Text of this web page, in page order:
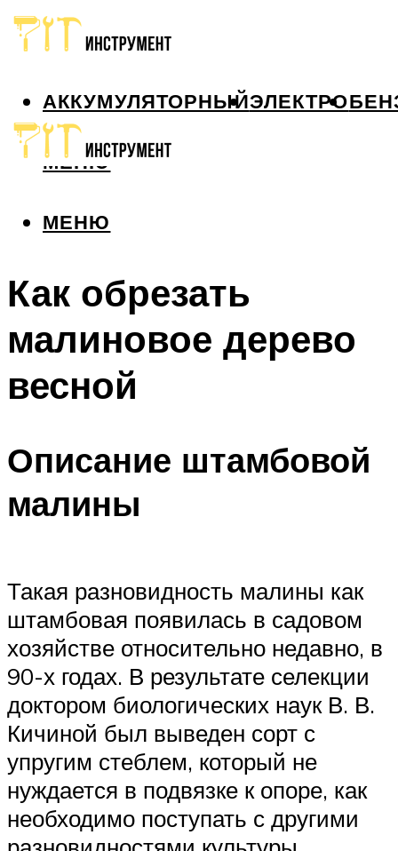
АККУМУЛЯТОРНЫЙЭЛЕКТРО
МЕНЮ
МЕНЮ
Как обрезать
малиновое дерево
весной
Описание штамбовой
малины
Такая разновидность малины как
штамбовая появилась в садовом
хозяйстве относительно недавно, в
90-х годах. В результате селекции
доктором биологических наук В. В.
Кичиной был выведен сорт с
упругим стеблем, который не
нуждается в подвязке к опоре, как
необходимо поступать с другими